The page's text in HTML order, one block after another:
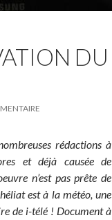
DU
rédactions à
et déjà causée de
n’est pas prête de
est à la météo, une
de i-télé ! Document à